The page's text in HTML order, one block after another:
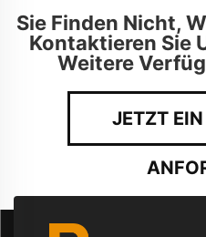
Sie Finden Nicht,
Kontaktieren Sie
Weitere
JETZT